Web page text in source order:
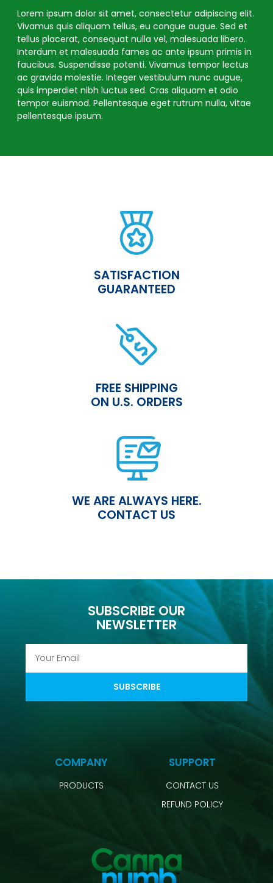
Lorem ipsum dolor sit amet, consectetur adipiscing elit.
Vivamus quis aliquam tellus, eu congue augue. Sed et
tellus placerat, consequat nulla vel, malesuada libero.
Interdum et malesuada fames ac ante ipsum primis in
faucibus. Suspendisse potenti. Vivamus tempor lectus
ac gravida molestie. Integer vestibulum nunc augue,
quis imperdiet nibh luctus sed. Cras aliquam et odio
tempor euismod. Pellentesque eget rutrum nulla, vitae
pellentesque ipsum.
SATISFACTION
GUARANTEED
FREE SHIPPING
ON U.S. ORDERS
WE ARE ALWAYS HERE.
CONTACT US
SUBSCRIBE OUR
NEWSLETTER
SUBSCRIBE
COMPANY
PRODUCTS
SUPPORT
CONTACT US
REFUND POLICY